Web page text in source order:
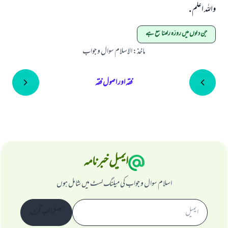
واللہ اعلم .
جن دنوں میں روزہ رکھنا منع ہے
ماخذ:الاسلام سوال و جواب
فقہ اور اصول فقہ
ایمیل خبرنامہ
اسلام سوال و جواب کی میلنگ لسٹ میں شامل ہوں